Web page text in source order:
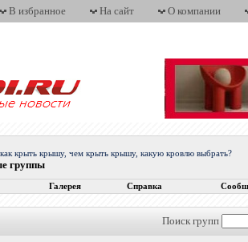
В избранное На сайт О компании
крыть крышу, чем крыть крышу, какую кровлю выбрать?
группы
Галерея Справка
Поиск групп